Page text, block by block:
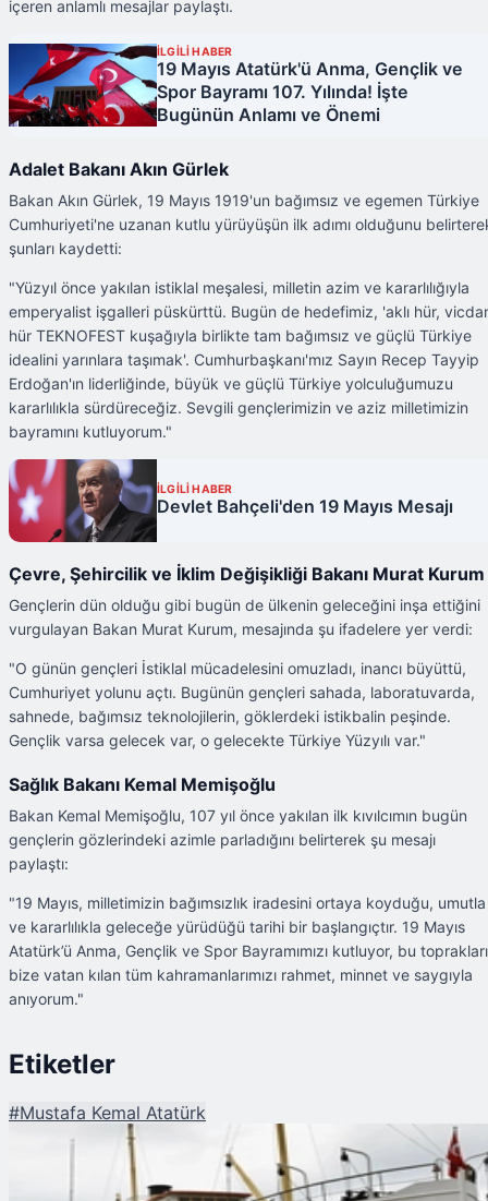
içeren anlamlı mesajlar paylaştı.
İLGİLİ HABER
19 Mayıs Atatürk'ü Anma, Gençlik ve
Spor Bayramı 107. Yılında! İşte
Bugünün Anlamı ve Önemi
Adalet Bakanı Akın Gürlek
Bakan Akın Gürlek, 19 Mayıs 1919'un bağımsız ve egemen Türkiye
Cumhuriyeti'ne uzanan kutlu yürüyüşün ilk adımı olduğunu
şunları kaydetti:
"Yüzyıl önce yakılan istiklal meşalesi, milletin azim ve kararlılığıyla
emperyalist işgalleri püskürttü. Bugün de hedefimiz, 'aklı hür,
hür TEKNOFEST kuşağıyla birlikte tam bağımsız ve güçlü Türkiye
idealini yarınlara taşımak'. Cumhurbaşkanı'mız Sayın Recep Tayyip
Erdoğan'ın liderliğinde, büyük ve güçlü Türkiye yolculuğumuzu
kararlılıkla sürdüreceğiz. Sevgili gençlerimizin ve aziz milletimizin
bayramını kutluyorum."
İLGİLİ HABER
Devlet Bahçeli'den 19 Mayıs Mesajı
Çevre, Şehircilik ve İklim Değişikliği Bakanı Murat Kurum
Gençlerin dün olduğu gibi bugün de ülkenin geleceğini inşa ettiğini
vurgulayan Bakan Murat Kurum, mesajında şu ifadelere yer verdi:
"O günün gençleri İstiklal mücadelesini omuzladı, inancı büyüttü,
Cumhuriyet yolunu açtı. Bugünün gençleri sahada, laboratuvarda,
sahnede, bağımsız teknolojilerin, göklerdeki istikbalin peşinde.
Gençlik varsa gelecek var, o gelecekte Türkiye Yüzyılı var."
Sağlık Bakanı Kemal Memişoğlu
Bakan Kemal Memişoğlu, 107 yıl önce yakılan ilk kıvılcımın bugün
gençlerin gözlerindeki azimle parladığını belirterek şu mesajı
paylaştı:
"19 Mayıs, milletimizin bağımsızlık iradesini ortaya koyduğu, umutla
ve kararlılıkla geleceğe yürüdüğü tarihi bir başlangıçtır. 19 Mayıs
Atatürk’ü Anma, Gençlik ve Spor Bayramımızı kutluyor, bu toprakları
bize vatan kılan tüm kahramanlarımızı rahmet, minnet ve saygıyla
anıyorum."
Etiketler
#Mustafa Kemal Atatürk